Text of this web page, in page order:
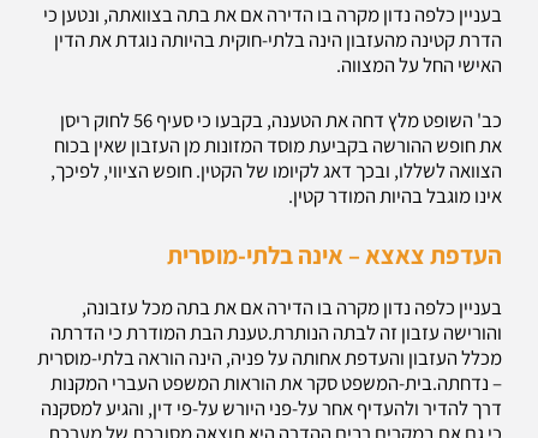
בעניין כלפה נדון מקרה בו הדירה אם את בתה בצוואתה, ונטען כי
הדרת קטינה מהעזבון הינה בלתי-חוקית בהיותה נוגדת את הדין
האישי החל על המצווה.
כב' השופט מלץ דחה את הטענה, בקבעו כי סעיף 56 לחוק ריסן
את חופש ההורשה בקביעת מוסד המזונות מן העזבון שאין בכוח
הצוואה לשללו, ובכך דאג לקיומו של הקטין. חופש הציווי, לפיכך,
אינו מוגבל בהיות המודר קטין.
העדפת צאצא – אינה בלתי-מוסרית
בעניין כלפה נדון מקרה בו הדירה אם את בתה מכל עזבונה,
והורישה עזבון זה לבתה הנותרת.טענת הבת המודרת כי הדרתה
מכלל העזבון והעדפת אחותה על פניה, הינה הוראה בלתי-מוסרית
– נדחתה.בית-המשפט סקר את הוראות המשפט העברי המקנות
דרך להדיר ולהעדיף אחר על-פני היורש על-פי דין, והגיע למסקנה